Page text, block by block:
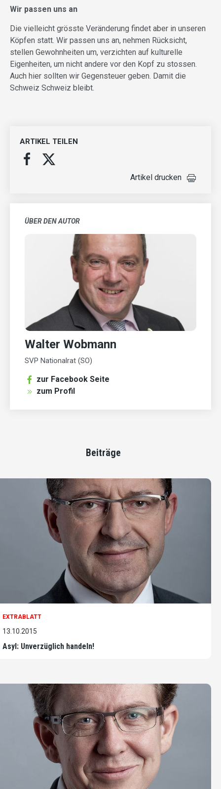
Wir passen uns an
Die vielleicht grösste Veränderung findet aber in unseren
Köpfen statt. Wir passen uns an, nehmen Rücksicht,
stellen Gewohnheiten um, verzichten auf kulturelle
Eigenheiten, um nicht andere vor den Kopf zu stossen.
Auch hier sollten wir Gegensteuer geben. Damit die
Schweiz Schweiz bleibt.
ARTIKEL TEILEN
Artikel drucken
ÜBER DEN AUTOR
Walter Wobmann
SVP Nationalrat (SO)
zur Facebook Seite
zum Profil
Beiträge
EXTRABLATT
13.10.2015
Asyl: Unverzüglich handeln!